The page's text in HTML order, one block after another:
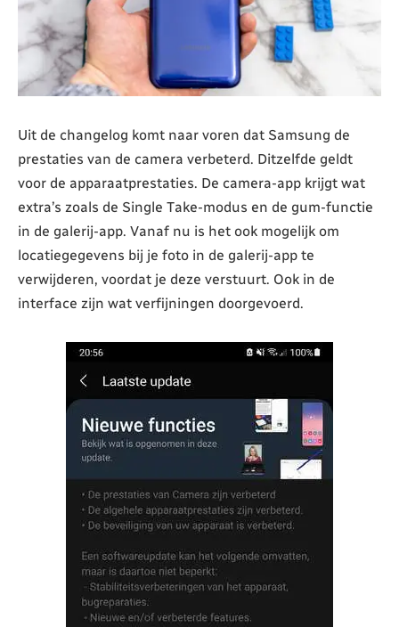
Uit de changelog komt naar voren dat Samsung de
prestaties van de camera verbeterd. Ditzelfde geldt
voor de apparaatprestaties. De camera-app krijgt wat
extra’s zoals de Single Take-modus en de gum-functie
in de galerij-app. Vanaf nu is het ook mogelijk om
locatiegegevens bij je foto in de galerij-app te
verwijderen, voordat je deze verstuurt. Ook in de
interface zijn wat verfijningen doorgevoerd.